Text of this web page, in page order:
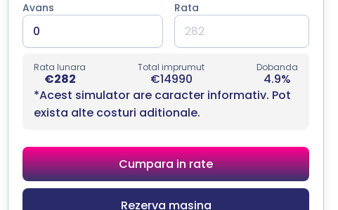
Avans Rata
Rata lunara
€282
Total imprumut
€14990
Dobanda
4.9%
*Acest simulator are caracter informativ. Pot
exista alte costuri aditionale.
Cumpara in rate
Rezerva masina